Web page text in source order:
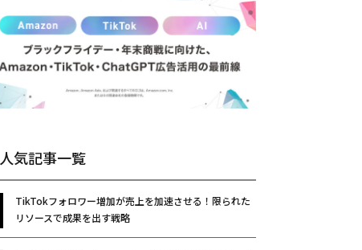
人気記事一覧
TikTokフォロワー増加が売上を加速させる！限られた
リソースで成果を出す戦略